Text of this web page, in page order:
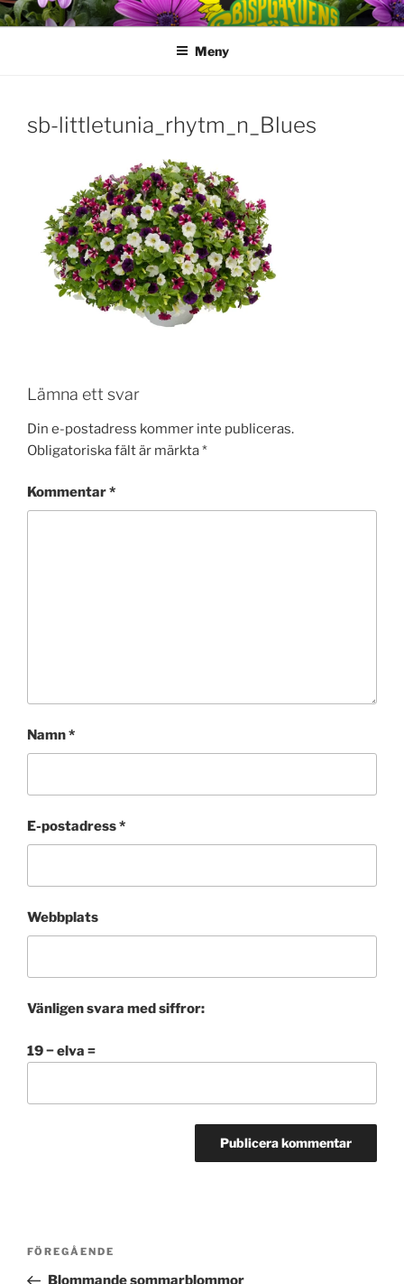
Hoppa
till
Meny
sb-littletunia_rhytm_n_Blues
Lämna ett svar
Din e-postadress kommer inte publiceras.
Obligatoriska fält är märkta*
Kommentar*
Namn*
E-postadress*
Webbplats
Vänligen svara med siffror:
19 − elva =
Inläggsnavigering
Föregående
inlägg
FÖREGÅENDE